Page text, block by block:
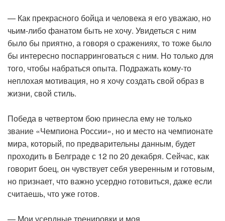
— Как прекрасного бойца и человека я его уважаю, но
чьим-либо фанатом быть не хочу. Увидеться с ним
было бы приятно, а говоря о сражениях, то тоже было
бы интересно поспарринговаться с ним. Но только для
того, чтобы набраться опыта. Подражать кому-то
неплохая мотивация, но я хочу создать свой образ в
жизни, свой стиль.
Победа в четвертом бою принесла ему не только
звание «Чемпиона России», но и место на чемпионате
мира, который, по предварительны данным, будет
проходить в Белграде с 12 по 20 декабря. Сейчас, как
говорит боец, он чувствует себя уверенным и готовым,
но признает, что важно усердно готовиться, даже если
считаешь, что уже готов.